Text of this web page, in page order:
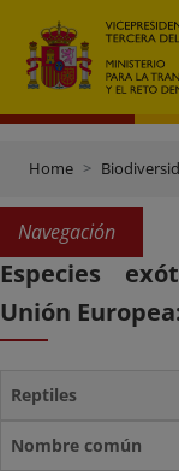
Home
Navegación
Especies
Unión
Reptiles
Nombre común